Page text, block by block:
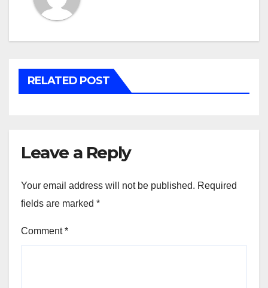
RELATED POST
Leave a Reply
Your email address will not be published. Required
fields are marked *
Comment*